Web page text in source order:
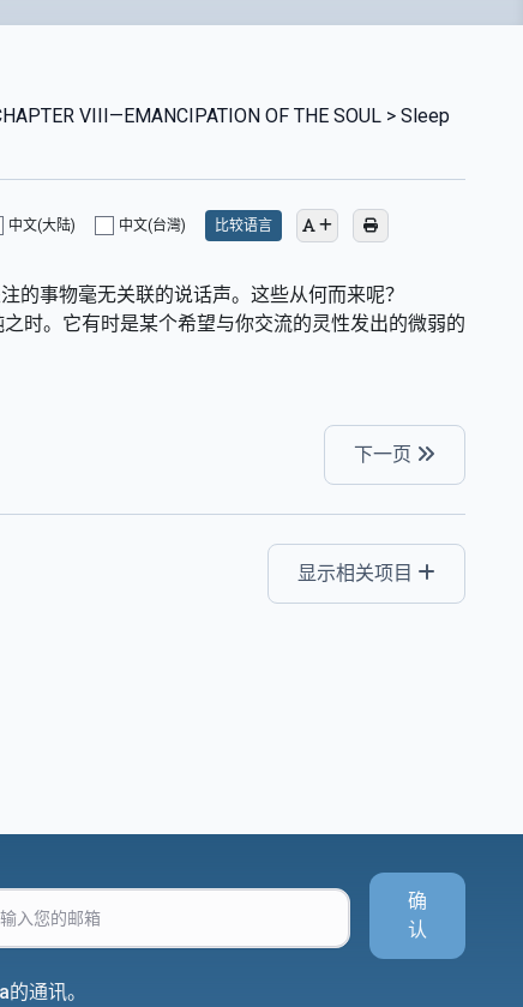
VIII—EMANCIPATION OF THE SOUL > Sleep
中文(大陆) 中文(台灣) 比较语言
的事物毫无关联的说话声。这些从何而来呢？
时。它有时是某个希望与你交流的灵性发出的微弱的
下一页
显示相关项目
确
认
通讯。